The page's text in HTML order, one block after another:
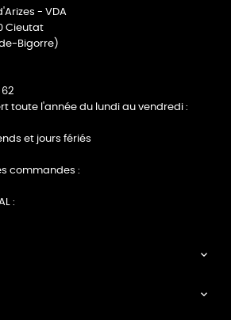
- VDA
Cieutat
Bigorre)
toute l'année du lundi au vendredi :
et jours fériés
commandes :
:

